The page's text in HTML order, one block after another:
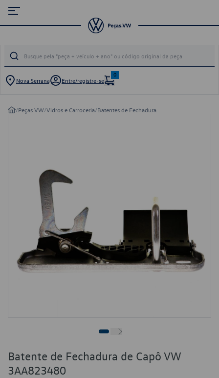
Nova Serrana Entre/registre-se
0
/Peças VW/Vidros e Carroceria/Batentes de Fechadura
Batente de Fechadura de Capô VW
3AA823480